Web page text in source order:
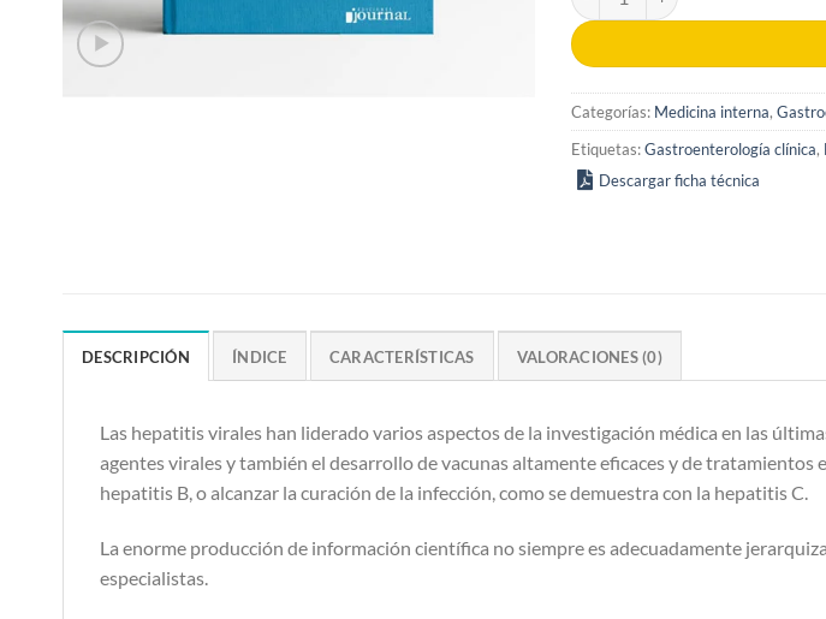
Categorías: Medicina interna,
Etiquetas:Gastroenterología clínica,
Descargar ficha técnica
DESCRIPCIÓN ÍNDICE CARACTERÍSTICAS VALORACIONES (0)
Las hepatitis virales han liderado varios aspectos de la investigación médica en las
agentes virales y también el desarrollo de vacunas altamente eficaces y de
hepatitis B, o alcanzar la curación de la infección, como se demuestra con la hepatitis C.
La enorme producción de información científica no siempre es adecuadamente
especialistas.